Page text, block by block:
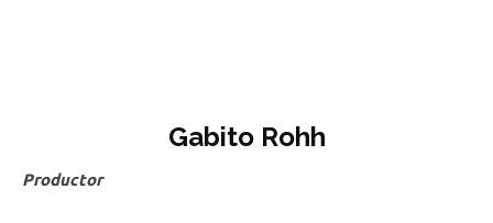
Gabito Rohh
Productor